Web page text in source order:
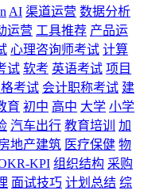
AI 渠道运营 数据分析
运营 工具推荐 产品运
心理咨询师考试 计算
试 软考 英语考试 项目
考试 会计职称考试 建
育 初中 高中 大学 小学
汽车出行 教育培训
加
地产建筑 医疗保健 物
KPI 组织结构 采购
面试技巧 计划总结 综